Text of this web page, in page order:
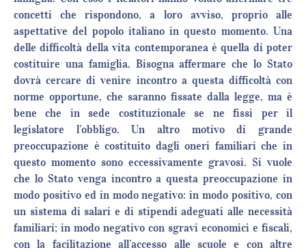
concetti che rispondono, a loro avviso, proprio alle
aspettative del popolo italiano in questo momento. Una
delle difficoltà della vita contemporanea è quella di poter
costituire una famiglia. Bisogna affermare che lo Stato
dovrà cercare di venire incontro a questa difficoltà con
norme opportune, che saranno fissate dalla legge, ma è
bene che in sede costituzionale se ne fissi per il
legislatore l’obbligo. Un altro motivo di grande
preoccupazione è costituito dagli oneri familiari che in
questo momento sono eccessivamente gravosi. Si vuole
che lo Stato venga incontro a questa preoccupazione in
modo positivo ed in modo negativo: in modo positivo, con
un sistema di salari e di stipendi adeguati alle necessità
familiari; in modo negativo con sgravi economici e fiscali,
con la facilitazione all’accesso alle scuole e con altre